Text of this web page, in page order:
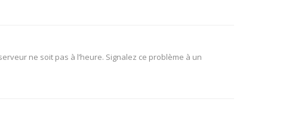
ne soit pas à l’heure. Signalez ce problème à un